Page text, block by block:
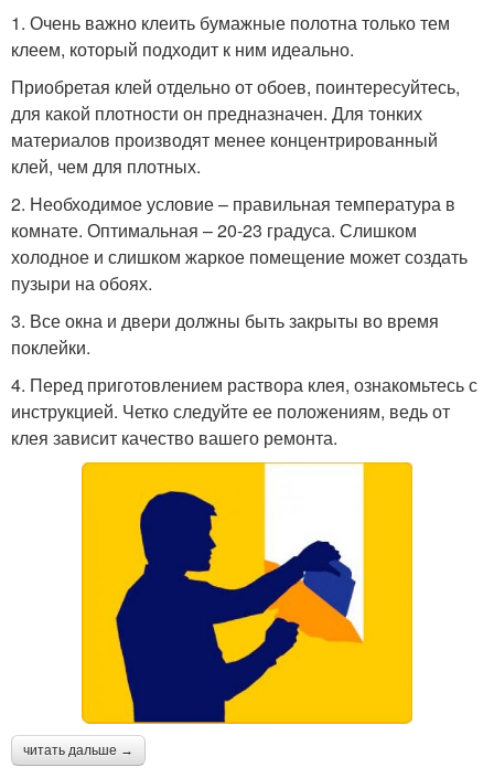
1. Очень важно клеить бумажные полотна только тем
клеем, который подходит к ним идеально.
Приобретая клей отдельно от обоев, поинтересуйтесь,
для какой плотности он предназначен. Для тонких
материалов производят менее концентрированный
клей, чем для плотных.
2. Необходимое условие – правильная температура в
комнате. Оптимальная – 20-23 градуса. Слишком
холодное и слишком жаркое помещение может создать
пузыри на обоях.
3. Все окна и двери должны быть закрыты во время
поклейки.
4. Перед приготовлением раствора клея, ознакомьтесь с
инструкцией. Четко следуйте ее положениям, ведь от
клея зависит качество вашего ремонта.
читать дальше →